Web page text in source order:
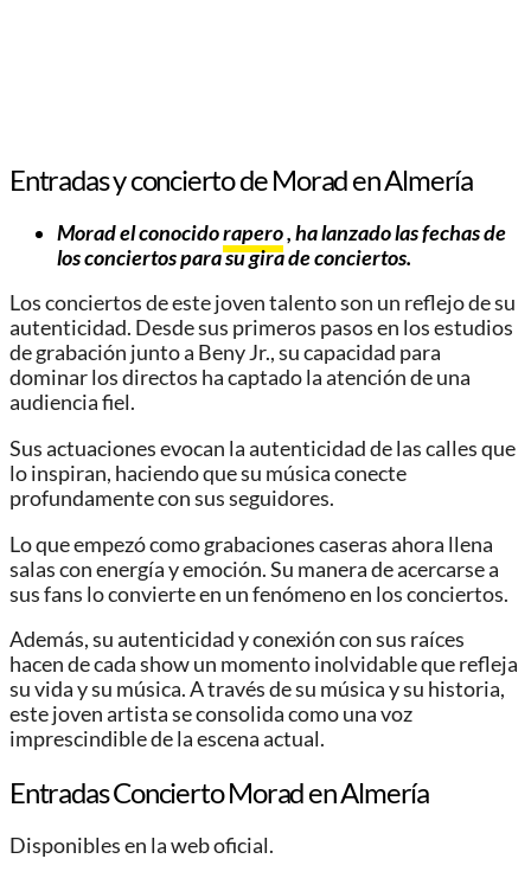
Entradas y concierto de Morad en Almería
Morad el conocidorapero, ha lanzado las fechas de
los conciertos para su gira de conciertos.
Los conciertos de este joven talento son un reflejo de su
autenticidad. Desde sus primeros pasos en los estudios
de grabación junto a Beny Jr., su capacidad para
dominar los directos ha captado la atención de una
audiencia fiel.
Sus actuaciones evocan la autenticidad de las calles que
lo inspiran, haciendo que su música conecte
profundamente con sus seguidores.
Lo que empezó como grabaciones caseras ahora llena
salas con energía y emoción. Su manera de acercarse a
sus fans lo convierte en un fenómeno en los conciertos.
Además, su autenticidad y conexión con sus raíces
hacen de cada show un momento inolvidable que refleja
su vida y su música. A través de su música y su historia,
este joven artista se consolida como una voz
imprescindible de la escena actual.
Entradas Concierto Morad en Almería
Disponibles en la web oficial.